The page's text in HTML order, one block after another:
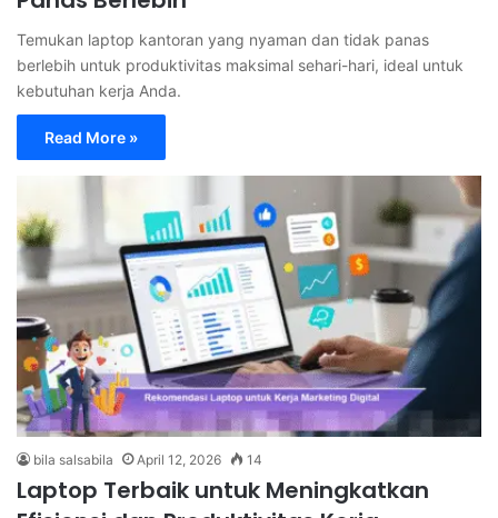
Temukan laptop kantoran yang nyaman dan tidak panas
berlebih untuk produktivitas maksimal sehari-hari, ideal untuk
kebutuhan kerja Anda.
Read More »
bila salsabila April 12, 2026 14
Laptop Terbaik untuk Meningkatkan